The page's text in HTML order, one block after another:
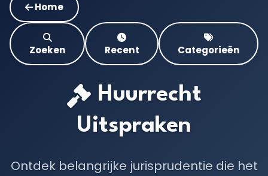
Home
Zoeken Recent Categorieën
Huurrecht
Uitspraken
Ontdek belangrijke jurisprudentie die het